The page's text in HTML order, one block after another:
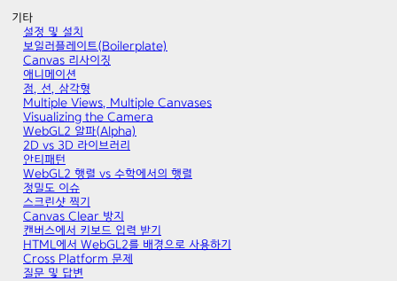
기타
설정 및 설치
보일러플레이트(Boilerplate)
Canvas 리사이징
애니메이션
점, 선, 삼각형
Multiple Views, Multiple Canvases
Visualizing the Camera
WebGL2 알파(Alpha)
2D vs 3D 라이브러리
안티패턴
WebGL2 행렬 vs 수학에서의 행렬
정밀도 이슈
스크린샷 찍기
Canvas Clear 방지
캔버스에서 키보드 입력 받기
HTML에서 WebGL2를 배경으로 사용하기
Cross Platform 문제
질문 및 답변